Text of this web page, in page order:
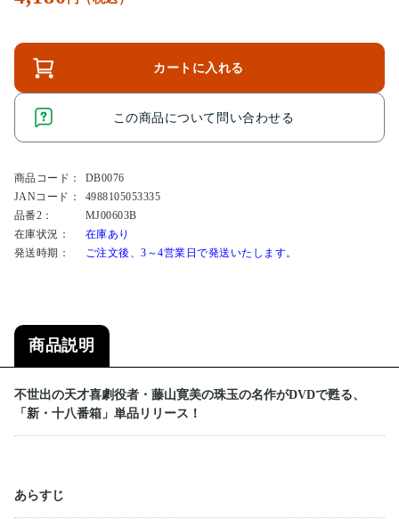
カートに入れる
この商品について問い合わせる
商品コード：
DB0076
JANコード：
4988105053335
品番2：
MJ00603B
在庫状況：
在庫あり
発送時期：
ご注文後、3～4営業日で発送いたします。
商品説明
不世出の天才喜劇役者・藤山寛美の珠玉の名作がDVDで甦る、
「新・十八番箱」単品リリース！
あらすじ